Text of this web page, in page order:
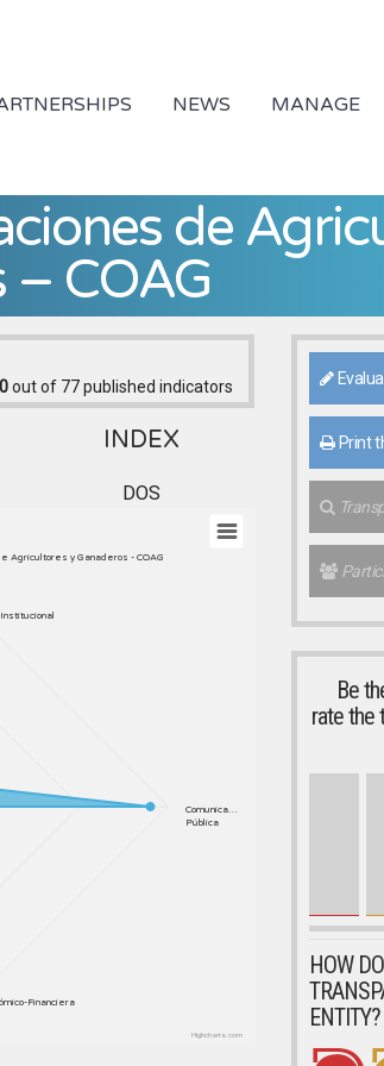
NEWS MANAGE
de
– COAG
out of 77published indicators
INDEX
DOS
Agricultores y Ganaderos - COAG
Comunica…
Pública
Financiera
Highcharts.com
Print
Be
rate the
HOW
ENTITY?